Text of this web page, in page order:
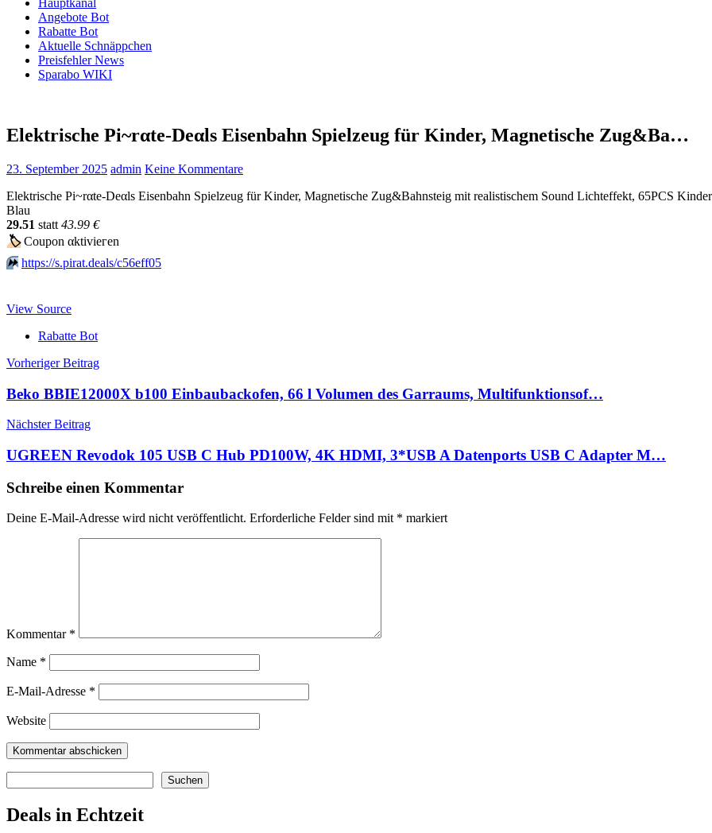
Hauptkanal
Angebote Bot
Rabatte Bot
Aktuelle Schnäppchen
Preisfehler News
Sparabo WIKI
Elektrische Pi~rαtе-Dеαls Eisenbahn Spielzeug für Kinder, Magnetische Zug&Ba…
23. September 2025 admin Keine Kommentare
Elektrische Pi~rαtе-Dеαls Eisenbahn Spielzeug für Kinder, Magnetische Zug&Bahnsteig mit realistischem Sound Lichteffekt, 65PCS
Blau
29.51 statt 43.99 €
🏷Сοuрοn αktiviегеn
⏩️ https://s.pirat.deals/c56eff05
View Source
Rabatte Bot
Beitragsnavigation
Vorheriger Beitrag
Beko BBIE12000X b100 Einbaubackofen, 66 l Volumen des Garraums, Multifunktionsof…
Nächster Beitrag
UGREEN Revodok 105 USB C Hub PD100W, 4K HDMI, 3*USB A Datenports USB C Adapter M…
Schreibe einen Kommentar
Deine E-Mail-Adresse wird nicht veröffentlicht. Erforderliche Felder sind mit * markiert
Kommentar *
Name *
E-Mail-Adresse *
Website
Suchen
Deals in Echtzeit